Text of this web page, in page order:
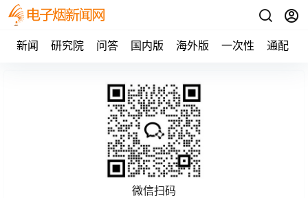
新闻 研究院 问答 国内版 海外版 一次性 通配
微信扫码